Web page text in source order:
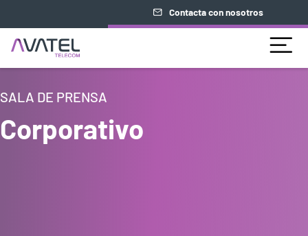
Contacta con nosotros
SALA DE PRENSA
Corporativo